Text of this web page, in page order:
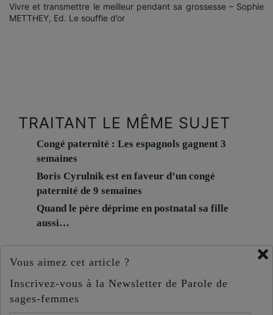
Vivre et transmettre le meilleur pendant sa grossesse – Sophie
METTHEY, Ed. Le souffle d’or
TRAITANT LE MÊME SUJET
Congé paternité : Les espagnols gagnent 3
semaines
Boris Cyrulnik est en faveur d’un congé
paternité de 9 semaines
Quand le père déprime en postnatal sa fille
aussi…
×
Vous aimez cet article ?
Inscrivez-vous à la Newsletter de Parole de
sages-femmes